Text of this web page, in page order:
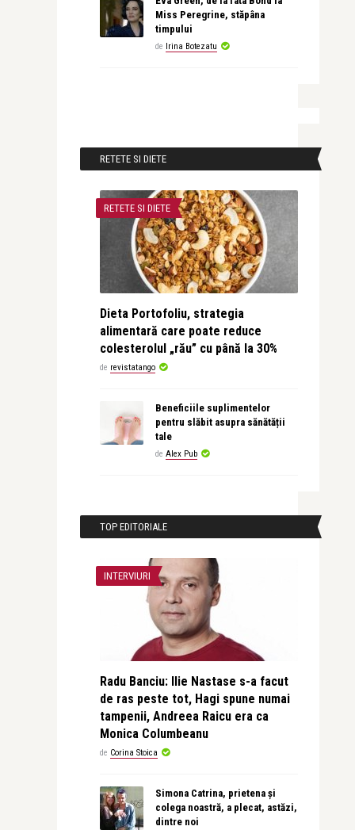
Miss Peregrine, stăpâna
timpului
de Irina Botezatu
RETETE SI DIETE
RETETE SI DIETE
Dieta Portofoliu, strategia
alimentară care poate reduce
colesterolul „rău” cu până la 30%
de revistatango
Beneficiile suplimentelor
pentru slăbit asupra sănătății
tale
de Alex Pub
TOP EDITORIALE
INTERVIURI
Radu Banciu: Ilie Nastase s-a facut
de ras peste tot, Hagi spune numai
tampenii, Andreea Raicu era ca
Monica Columbeanu
de Corina Stoica
Simona Catrina, prietena și
colega noastră, a plecat, astăzi,
dintre noi